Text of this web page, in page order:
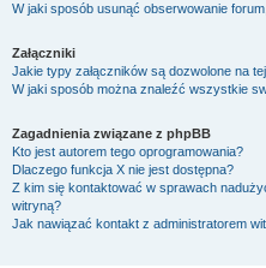
W jaki sposób usunąć obserwowanie
Załączniki
Jakie typy załączników są dozwolone na
W jaki sposób można znaleźć wszystkie
Zagadnienia związane z phpBB
Kto jest autorem tego oprogramowania?
Dlaczego funkcja X nie jest dostępna?
Z kim się kontaktować w sprawach
witryną?
Jak nawiązać kontakt z administratorem